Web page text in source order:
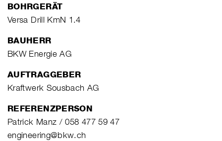
BOHRGERÄT
Versa Drill KmN 1.4
BAUHERR
BKW Energie AG
AUFTRAGGEBER
Kraftwerk Sousbach AG
REFERENZPERSON
Patrick Manz / 058 477 59 47
engineering@bkw.ch